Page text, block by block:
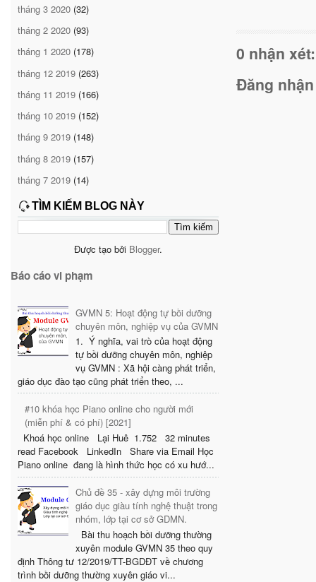
tháng 3 2020 (32)
tháng 2 2020 (93)
tháng 1 2020 (178)
tháng 12 2019 (263)
tháng 11 2019 (166)
tháng 10 2019 (152)
tháng 9 2019 (148)
tháng 8 2019 (157)
tháng 7 2019 (14)
TÌM KIẾM BLOG NÀY
Được tạo bởi Blogger.
Báo cáo vi phạm
GVMN 5: Hoạt động tự bồi dưỡng
chuyên môn, nghiệp vụ của GVMN
1. Ý nghĩa, vai trò của hoạt động
tự bồi dưỡng chuyên môn, nghiệp
vụ GVMN : Xã hội càng phát triển,
giáo dục đào tạo cũng phát triển theo, ...
#10 khóa học Piano online cho người mới
(miễn phí & có phí) [2021]
Khoá học online Lại Huê 1.752 32 minutes
read Facebook LinkedIn Share via Email Học
Piano online đang là hình thức học có xu hướ...
Chủ đề 35 - xây dựng môi trường
giáo dục giàu tính nghệ thuật trong
nhóm, lớp tại cơ sở GDMN.
Bài thu hoạch bồi dưỡng thường
xuyên module GVMN 35 theo quy
định Thông tư 12/2019/TT-BGDĐT về chương
trình bồi dưỡng thường xuyên giáo vi...
0 nhận xét:
Đăng